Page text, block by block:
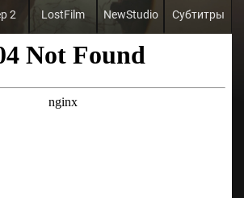
2 LostFilm NewStudio Субтитры